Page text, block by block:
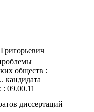
обществ :
кандидата
09.00.11
диссертаций